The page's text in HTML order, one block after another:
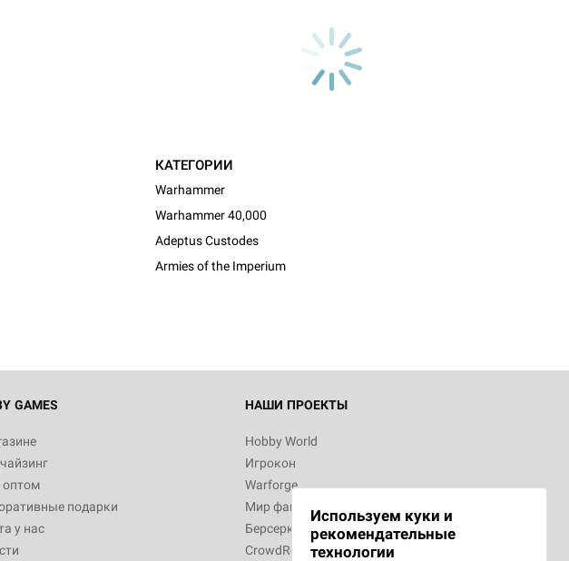
КАТЕГОРИИ
Warhammer
Warhammer 40,000
Adeptus Custodes
Armies of the Imperium
GAMES
подарки
у нас
НАШИ ПРОЕКТЫ
Hobby World
Игрокон
Warforge
Мир фантастики
Берсерк
CrowdRepublic
Используем куки и
рекомендательные
технологии